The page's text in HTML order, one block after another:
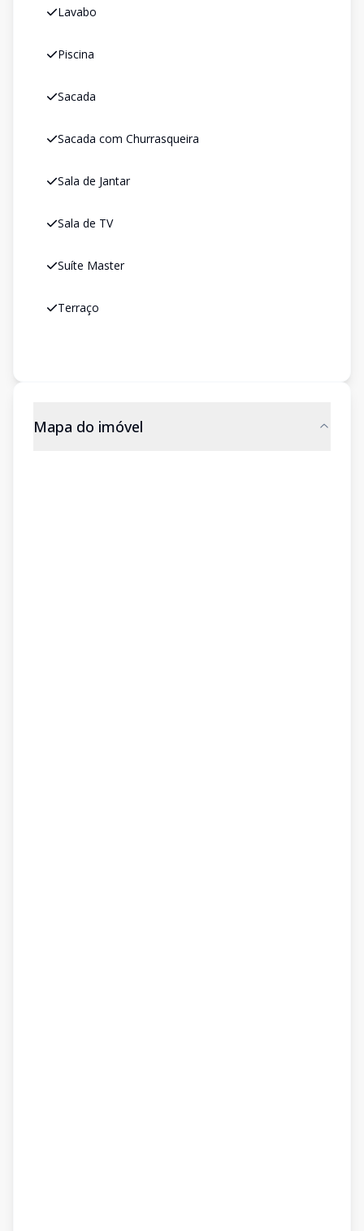
Lavabo
Piscina
Sacada
Sacada com Churrasqueira
Sala de Jantar
Sala de TV
Suíte Master
Terraço
Mapa do imóvel